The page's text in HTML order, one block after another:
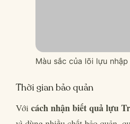
Màu sắc của lõi lựu nhập
Thời gian bảo quản
Với cách nhận biết quả lựu